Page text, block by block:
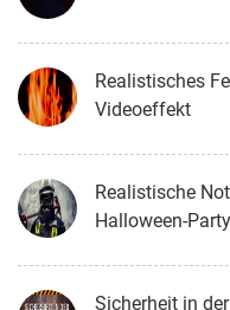
Realistisches
Videoeffekt
Realistische
Halloween-Party
Sicherheit in